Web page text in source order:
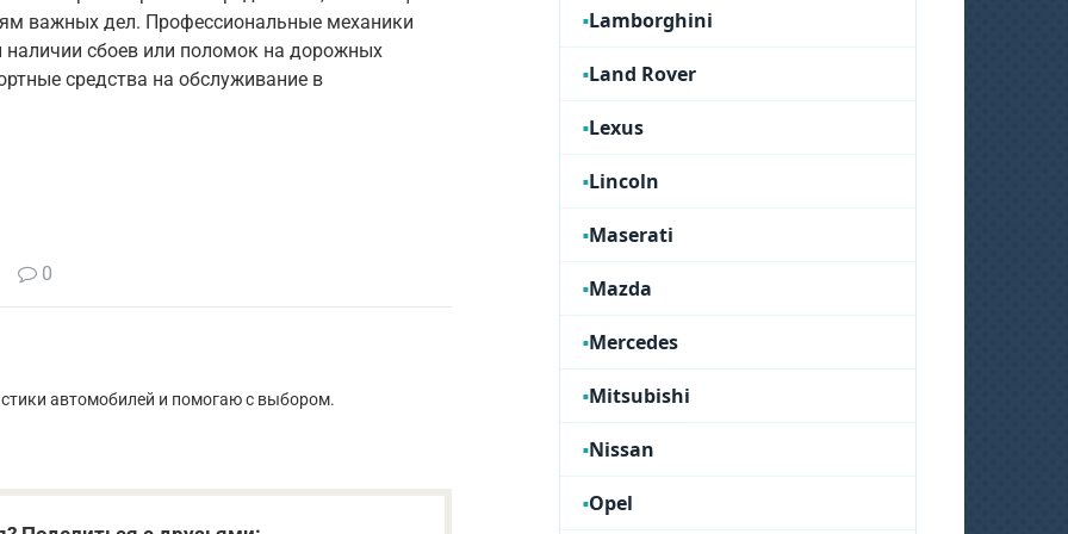
важных дел. Профессиональные механики
наличии сбоев или поломок на дорожных
средства на обслуживание в
0
автомобилей и помогаю с выбором.
Lamborghini
Land Rover
Lexus
Lincoln
Maserati
Mazda
Mercedes
Mitsubishi
Nissan
Opel